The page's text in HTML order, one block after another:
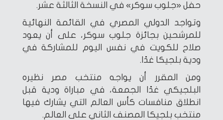
حفل «جلوب سوكر» في النسخة الثالثة عشر.
وتواجد الدولي المصري في القائمة النهائية
للمرشحين بجائزة جلوب سوكر، على أن يعود
صلاح للكويت في نفس اليوم للمشاركة في
ودية بلجيكا غدًا.
ومن المقرر أن يواجه منتخب مصر نظيره
البلجيكي غدًا الجمعة، في مباراة ودية قبل
انطلاق منافسات كأس العالم التي يشارك فيها
منتخب بلجيكا المصنف الثاني على العالم.